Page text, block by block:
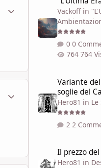
Statistiche Autore
Statistiche Autore
Vackoffin
0
764
Variante
soglie del
Hero81 in
2
Il prezzo
Hero81 in